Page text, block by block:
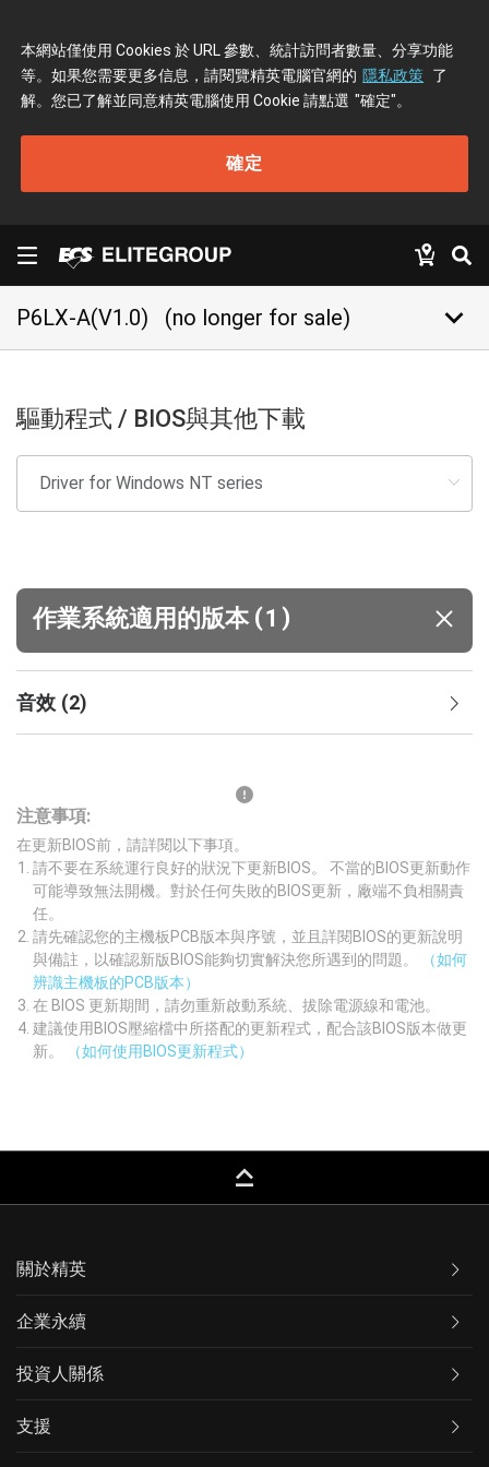
本網站僅使用 Cookies 於 URL 參數、統計訪問者數量、分享功能
等。如果您需要更多信息，請閱覽精英電腦官網的 隱私政策 了
解。您已了解並同意精英電腦使用 Cookie 請點選 "確定"。
確定
P6LX-A(V1.0) (no longer for sale) keyboard_arrow_down
驅動程式 / BIOS與其他下載
作業系統適用的版本 (1 )
音效 (2)
注意事項:
在更新BIOS前，請詳閱以下事項。
請不要在系統運行良好的狀況下更新BIOS。 不當的BIOS更新動作
可能導致無法開機。對於任何失敗的BIOS更新，廠端不負相關責
任。
請先確認您的主機板PCB版本與序號，並且詳閱BIOS的更新說明
與備註，以確認新版BIOS能夠切實解決您所遇到的問題。
（如何
辨識主機板的PCB版本）
在 BIOS 更新期間，請勿重新啟動系統、拔除電源線和電池。
建議使用BIOS壓縮檔中所搭配的更新程式，配合該BIOS版本做更
新。
（如何使用BIOS更新程式）
keyboard_capslock
關於精英
企業永續
投資人關係
支援